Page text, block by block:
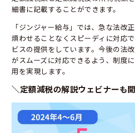
細書に記載することができます。
「ジンジャー給与」では、急な法改
煩わせることなくスピーディに対応
ビスの提供をしています。今後の法
がスムーズに対応できるよう、制度
用を実現します。
＼定額減税の解説ウェビナーも